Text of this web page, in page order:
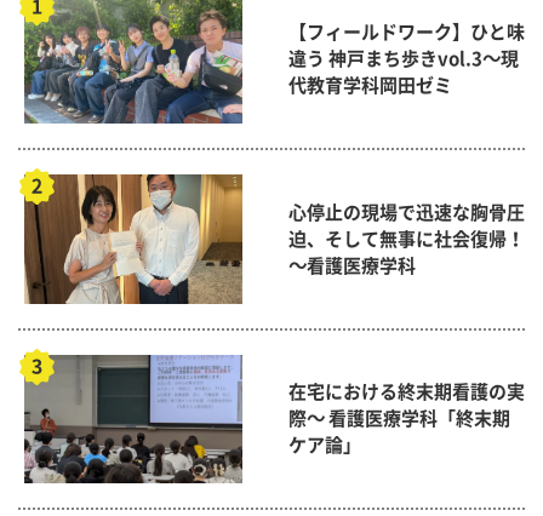
【フィールドワーク】ひと味
違う 神戸まち歩きvol.3～現
代教育学科岡田ゼミ
心停止の現場で迅速な胸骨圧
迫、そして無事に社会復帰！
～看護医療学科
在宅における終末期看護の実
際～ 看護医療学科「終末期
ケア論」